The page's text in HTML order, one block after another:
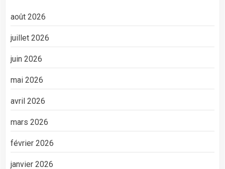
août 2026
juillet 2026
juin 2026
mai 2026
avril 2026
mars 2026
février 2026
janvier 2026